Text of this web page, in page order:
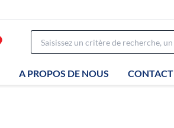
A PROPOS DE NOUS CONTACT